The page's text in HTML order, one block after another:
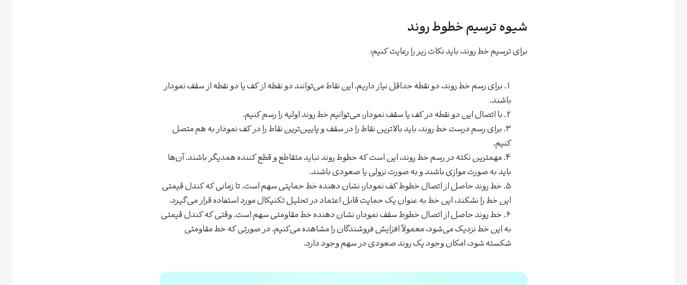
شیوه ترسیم خطوط روند
برای ترسیم خط روند، باید نکات زیر را رعایت کنیم:
برای رسم خط روند، دو نقطه حداقل نیاز داریم. این نقاط می‌توانند دو نقطه از کف یا دو نقطه از سقف نمودار
باشند.
با اتصال این دو نقطه در کف یا سقف نمودار، می‌توانیم خط روند اولیه را رسم کنیم.
برای رسم درست خط روند، باید بالاترین نقاط را در سقف و پایین‌ترین نقاط را در کف نمودار به هم متصل
کنیم.
مهمترین نکته در رسم خط روند، این است که خطوط روند نباید متقاطع و قطع کننده همدیگر باشند. آن‌ها
باید به صورت موازی باشند و به صورت نزولی یا صعودی باشند.
خط روند حاصل از اتصال خطوط کف نمودار، نشان دهنده خط حمایتی سهم است. تا زمانی که کندل قیمتی
این خط را نشکند، این خط به عنوان یک حمایت قابل اعتماد در تحلیل تکنیکال مورد استفاده قرار می‌گیرد.
خط روند حاصل از اتصال خطوط سقف نمودار، نشان دهنده خط مقاومتی سهم است. وقتی که کندل قیمتی
به این خط نزدیک می‌شود، معمولاً افزایش فروشندگان را مشاهده می‌کنیم. در صورتی که خط مقاومتی
شکسته شود، امکان وجود یک روند صعودی در سهم وجود دارد.